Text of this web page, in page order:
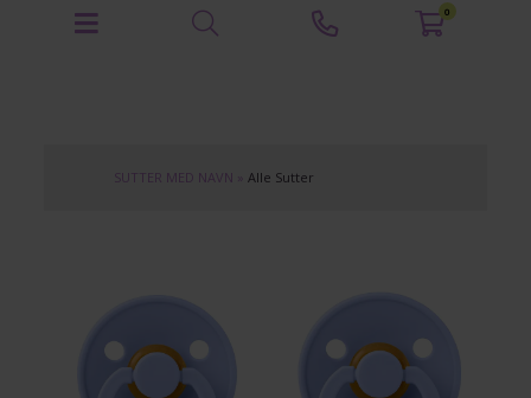
0
SUTTER MED NAVN »Alle Sutter